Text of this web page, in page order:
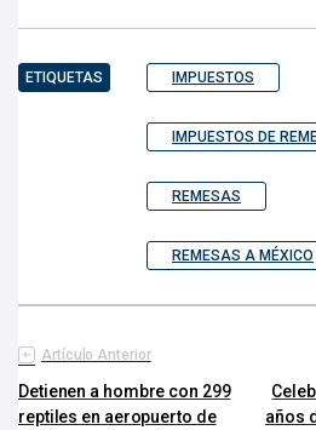
ETIQUETAS IMPUESTOS
IMPUESTOS DE
REMESAS
REMESAS A MÉXICO
Artículo Anterior
Detienen a hombre con 299
reptiles en aeropuerto de
años